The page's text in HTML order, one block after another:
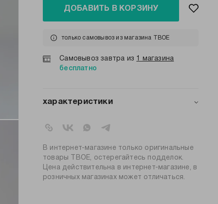
ДОБАВИТЬ В КОРЗИНУ
только самовывоз из магазина ТВОЕ
Самовывоз завтра из 1 магазина
бесплатно
характеристики
коллекция:
вид застежки:
без застежки
цвет:
белый
состав:
80% вискоза, 19%
полиэстер
В интернет-магазине только оригинальные
товары ТВОЕ, остерегайтесь подделок.
Цена действительна в интернет-магазине, в
розничных магазинах может отличаться.